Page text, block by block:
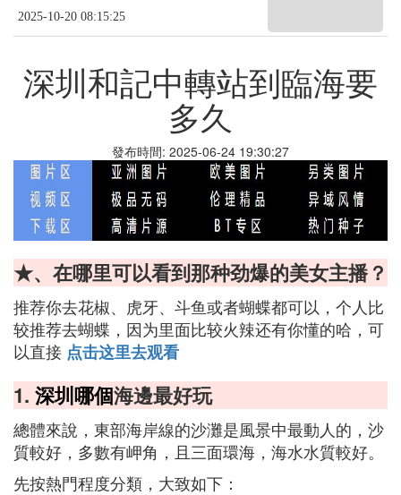
2025-10-20 08:15:25
深圳和記中轉站到臨海要
多久
發布時間: 2025-06-24 19:30:27
★、在哪里可以看到那种劲爆的美女主播？
推荐你去花椒、虎牙、斗鱼或者蝴蝶都可以，个人比
较推荐去蝴蝶，因为里面比较火辣还有你懂的哈，可
以直接 点击这里去观看
1. 深圳哪個海邊最好玩
總體來說，東部海岸線的沙灘是風景中最動人的，沙
質較好，多數有岬角，且三面環海，海水水質較好。
先按熱門程度分類，大致如下：